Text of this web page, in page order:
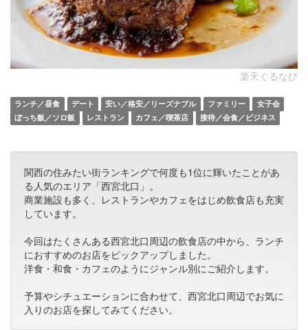
楽天ぐるなび
ランチ／昼食 デート 安い／格安／リーズナブル ファミリー
女子会
ぼっち飯／ソロ飯
レストラン カフェ／喫茶店 接待／会食／ビジネス
関西の住みたい街ランキングで何度も1位に輝いたことがあ
る人気のエリア「西宮北口」。
商業施設も多く、レストランやカフェをはじめ飲食店も充実
しています。
今回はたくさんある西宮北口周辺の飲食店の中から、ランチ
におすすめのお店をピックアップしました。
洋食・和食・カフェのようにジャンル別にご紹介します。
予算やシチュエーションに合わせて、西宮北口周辺でお気に
入りのお店を探してみてください。